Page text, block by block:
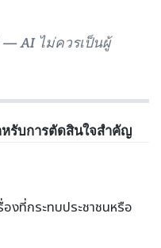
— AI ไม่ควรเป็นผู้
รับการตัดสินใจสำคัญ
งที่กระทบประชาชนหรือ